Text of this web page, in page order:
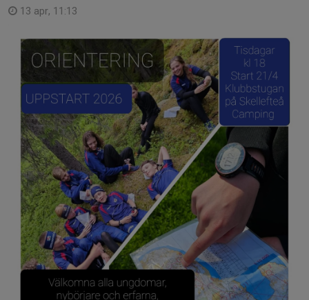
13 apr, 11:13